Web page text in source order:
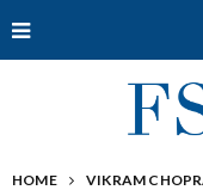
HOME VIKRAM